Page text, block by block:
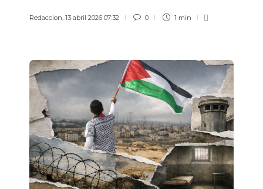
Redaccion, 13 abril 2026 07:32 0 1 min